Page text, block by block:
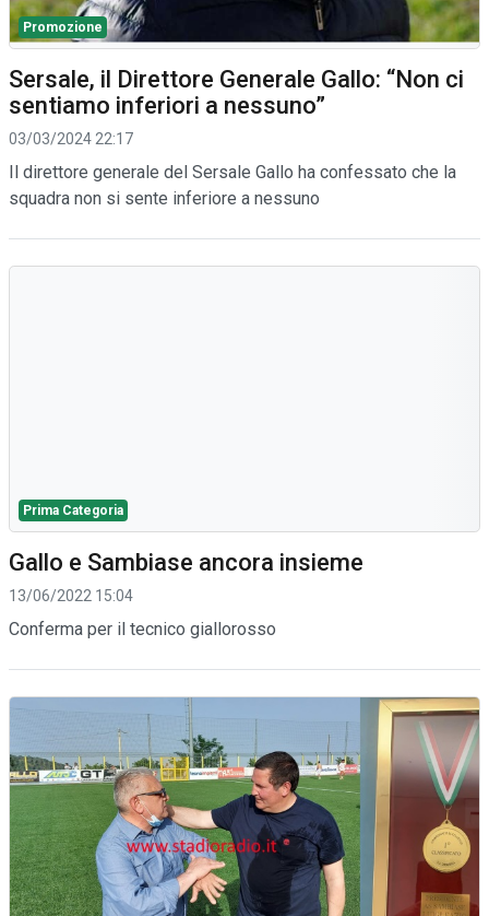
Promozione
Sersale, il Direttore Generale Gallo: “Non ci
sentiamo inferiori a nessuno”
03/03/2024 22:17
Il direttore generale del Sersale Gallo ha confessato che la
squadra non si sente inferiore a nessuno
Prima Categoria
Gallo e Sambiase ancora insieme
13/06/2022 15:04
Conferma per il tecnico giallorosso